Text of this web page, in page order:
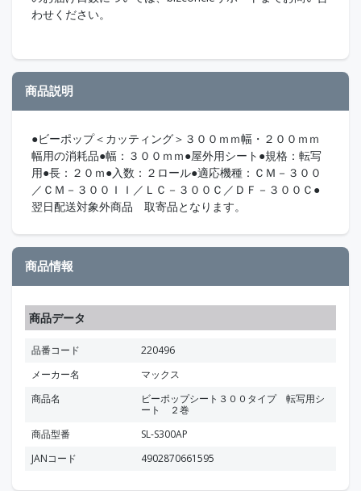
わせください。
商品説明
●ビーポップ＜カッティング＞３００ｍｍ幅・２００ｍｍ
幅用の消耗品●幅：３００ｍｍ●屋外用シート●規格：転写
用●長：２０ｍ●入数：２ロール●適応機種：ＣＭ－３００
／ＣＭ－３００ＩＩ／ＬＣ－３００Ｃ／ＤＦ－３００Ｃ●
翌日配送対象外商品 取寄品となります。
商品情報
商品データ
品番コード
220496
メーカー名
マックス
商品名
ビーポップシート３００タイプ 転写用シ
ート ２巻
商品型番
SL-S300AP
JANコード
4902870661595